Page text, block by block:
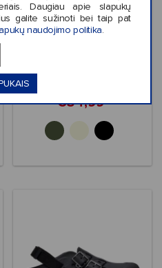
Daugiau apie slapukų
galite sužinoti bei taip pat
naudojimo politika
Crocs™ Soho Frosted
Sport Sandal
€34,99